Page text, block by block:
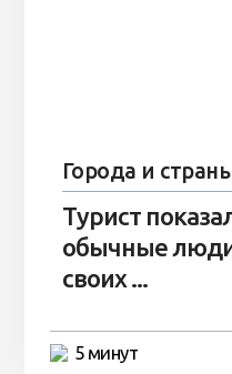
Города и
Турист
обычные люди
своих ...
5 минут